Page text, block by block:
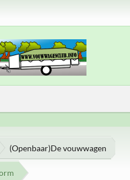
(Openbaar)De vouwwagen